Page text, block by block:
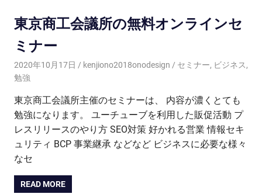
東京商工会議所の無料オンラインセ
ミナー
2020年10月17日 kenjiono2018onodesign セミナー, ビジネス,
勉強
東京商工会議所主催のセミナーは、 内容が濃くとても
勉強になります。 ユーチューブを利用した販促活動 プ
レスリリースのやり方 SEO対策 好かれる営業 情報セキ
ュリティ BCP 事業継承 などなど ビジネスに必要な様々
なセ
READ MORE